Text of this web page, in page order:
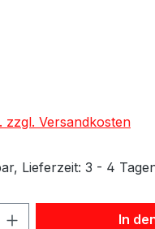
zzgl. Versandkosten
Lieferzeit: 3 - 4
Gib den
In